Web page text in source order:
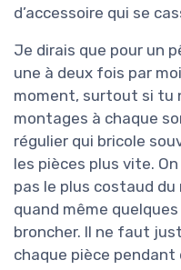
d’accessoire qui se
Je dirais que pour un
une à deux fois par
moment, surtout si tu
montages à chaque
régulier qui bricole
les pièces plus vite.
pas le plus costaud du
quand même
broncher. Il ne faut
chaque pièce pendant